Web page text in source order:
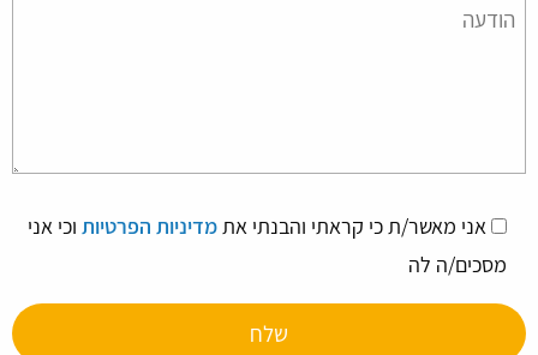
אני מאשר/ת כי קראתי והבנתי אתמדיניות הפרטיות וכי אני
מסכים/ה לה